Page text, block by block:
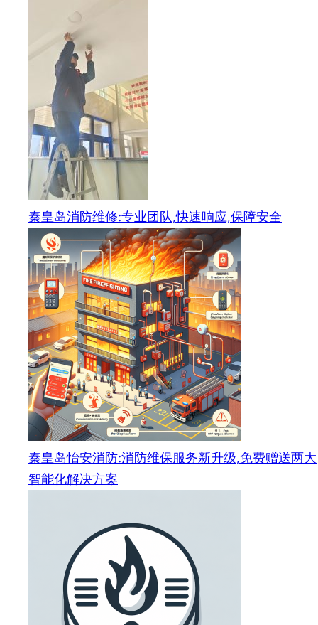
秦皇岛消防维修:专业团队,快速响应,保障安全
秦皇岛怡安消防:消防维保服务新升级,免费赠送两大
智能化解决方案